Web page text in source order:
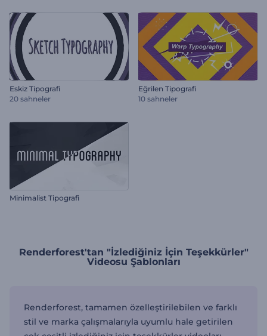
Eskiz Tipografi
20 sahneler
Eğrilen Tipografi
10 sahneler
Minimalist Tipografi
Renderforest'tan "İzlediğiniz İçin Teşekkürler"
Videosu Şablonları
Renderforest, tamamen özelleştirilebilen ve farklı
stil ve marka çalışmalarıyla uyumlu hale getirilen